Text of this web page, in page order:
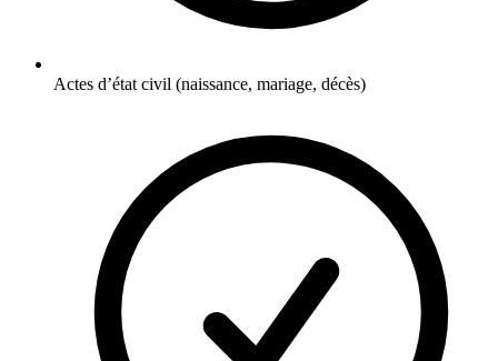
Actes d’état civil (naissance, mariage, décès)